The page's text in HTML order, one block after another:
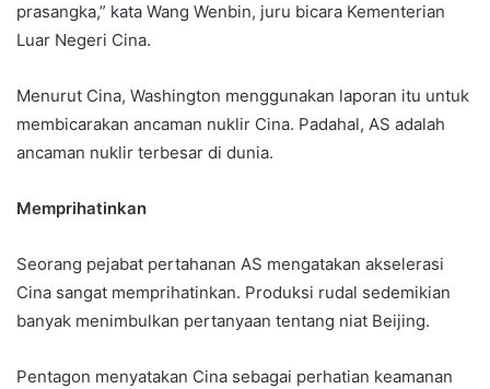
prasangka,” kata Wang Wenbin, juru bicara Kementerian
Luar Negeri Cina.
Menurut Cina, Washington menggunakan laporan itu untuk
membicarakan ancaman nuklir Cina. Padahal, AS adalah
ancaman nuklir terbesar di dunia.
Memprihatinkan
Seorang pejabat pertahanan AS mengatakan akselerasi
Cina sangat memprihatinkan. Produksi rudal sedemikian
banyak menimbulkan pertanyaan tentang niat Beijing.
Pentagon menyatakan Cina sebagai perhatian keamanan